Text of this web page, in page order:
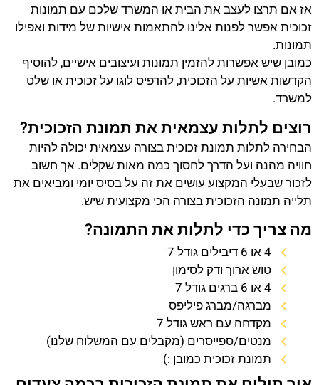
אז אם תרצו לעצב את הבית או המשרד שלכם עם תמונות
זכוכית אפשר לפנות אלינו להתאמות אישיות של מידות ואפילו
תמונות.
כמובן שיש אפשרות להזמין תמונות ועיצובים אישיים, להוסיף
הקדשות אשיות על הזכוכית, להדפיס לוגו על זכוכית או שלט
למשרד.
רוצים לתלות עצמאית את תמונת הזכוכית?
הבחירה לתלות תמונת זכוכית בצורה עצמאית יכולה להיות
חוויה מהנה ועל הדרך לחסוך כמה מאות שקלים. אך חשוב
לזכור שבעלי המקצוע עושים את זה על בסיס יומי ומביאים את
תלייה תמונה הזכוכית בצורה הכי מקצועית שיש.
מה צריך כדי לתלות את התמונה?
4 או 6 דיבילים גודל 7
טוש ארוך ודק לסימון
4 או 6 ברגים גודל 7
מברגה/מברג פיליפס
מקדחה עם ראש גודל 7
מנטים/ספייסרים (מקבלים עם המשלוח שלנו)
תמונת זכוכית כמובן :)